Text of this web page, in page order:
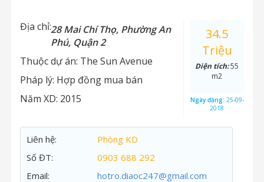
Địa chỉ:28 Mai Chí Thọ, Phường An
Phú, Quận 2
Thuộc dự án: The Sun Avenue
Pháp lý: Hợp đồng mua bán
Năm XD: 2015
34.5
Triệu
Diện tích:55
m2
Ngày đăng: 25-09-
2018
Liên hệ:
Phòng KD
Số ĐT:
0903 688 292
Email:
hotro.diaoc247@gmail.com